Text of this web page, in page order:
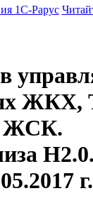
1С-Рарус
ЖСК.
г.